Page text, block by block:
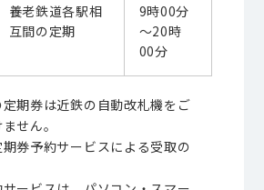
養老鉄道各駅相
互間の定期
9時00分
～20時
00分
期券は近鉄の自動改札機をご
せん。
券予約サービスによる受取の